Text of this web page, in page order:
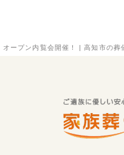
オープン内覧会開催！ | 高知市の葬